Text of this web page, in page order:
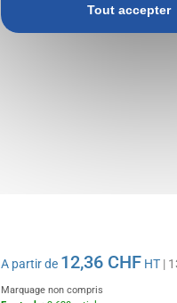
A partir de 12,36 CHF HT |
Marquage non compris
Tout accepter